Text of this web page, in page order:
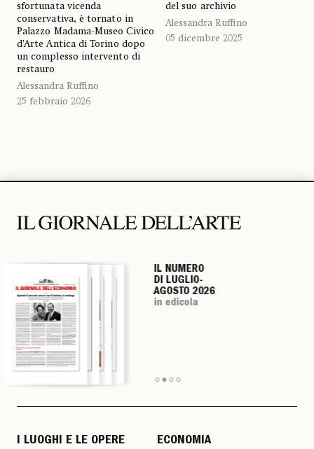
sfortunata vicenda
conservativa, è tornato in
Palazzo Madama-Museo Civico
d’Arte Antica di Torino dopo
un complesso intervento di
restauro
Alessandra Ruffino
25 febbraio 2026
del suo archivio
Alessandra Ruffino
05 dicembre 2025
IL NUMERO
DI LUGLIO-
AGOSTO 2026
in edicola
IL NUMERO
DI LUGLIO-
AGOSTO 2026
in edicola
IL NUMERO
DI LUGLIO-
AGOSTO 2026
in edicola
IL NUMERO
DI LUGLIO-
AGOSTO 2026
in edicola
I LUOGHI E LE OPERE ECONOMIA